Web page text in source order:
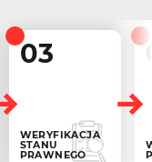
03
WERYFIKACJA
STANU
PRAWNEGO